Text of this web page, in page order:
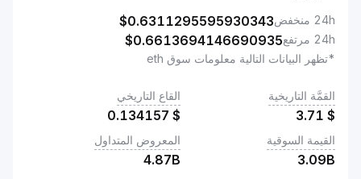
24h منخفض $0.6311295595930343
24h مرتفع $0.6613694146690935
*تظهر البيانات التالية معلومات سوق eth
القمَّة التاريخية
$
3.71
القاع التاريخي
$
0.134157
القيمة السوقية
3.09B
المعروض المتداول
4.87B